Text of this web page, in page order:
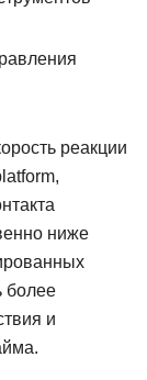
реакции
ниже
более
и